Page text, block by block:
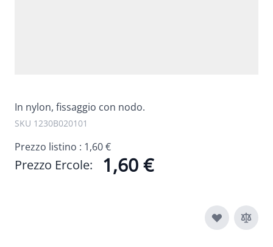
In nylon, fissaggio con nodo.
SKU 1230B020101
Prezzo listino : 1,60 €
Prezzo Ercole: 1,60 €